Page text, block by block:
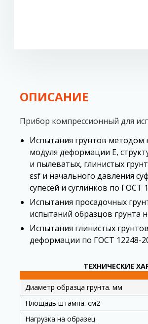
ОПИСАНИЕ
Прибор компрессионный для
Испытания грунтов методом
модуля деформации Е,
и пылеватых, глинистых
εsf и начального давления
супесей и суглинков по ГОСТ
Испытания просадочных
испытаний образцов грунта
Испытания глинистых
деформации по ГОСТ 12248-
ТЕХНИЧЕСКИЕ
Диаметр образца грунта. мм
Площадь штампа. см2
Нагрузка на образец